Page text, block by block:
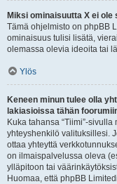
Miksi ominaisuutta X ei ole
Tämä ohjelmisto on phpBB
ominaisuus tulisi lisätä,
olemassa olevia ideoita tai
Ylös
Keneen minun tulee olla
lakiasioissa tähän
Kuka tahansa “Tiimi”-
yhteyshenkilö valituksillesi.
ottaa yhteyttä
on ilmaispalvelussa oleva
ylläpitoon tai
Huomaa, että phpBB